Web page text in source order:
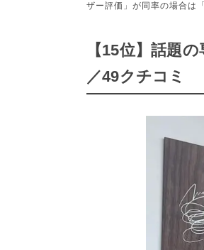
ザー評価」が同率の場合は
【15位】話題
／49クチコミ